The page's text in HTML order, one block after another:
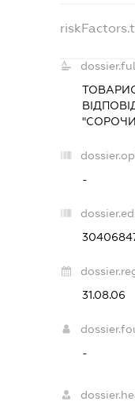
-
31.08.06
-